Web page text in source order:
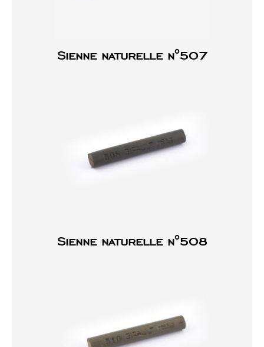
Sienne naturelle n°507
Sienne naturelle n°508